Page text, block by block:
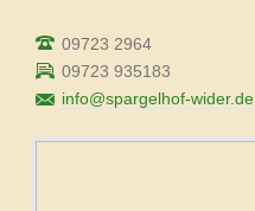
09723 2964
09723 935183
info@spargelhof-wider.de